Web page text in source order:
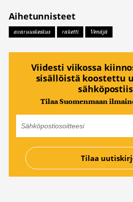
Aihetunnisteet
avaruuskeskus raketti Venäjä
Viidesti viikossa
sisällöistä koostettu
Tilaa Suomenmaan